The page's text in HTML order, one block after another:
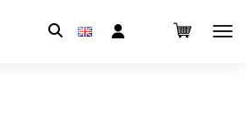
Pretraga: